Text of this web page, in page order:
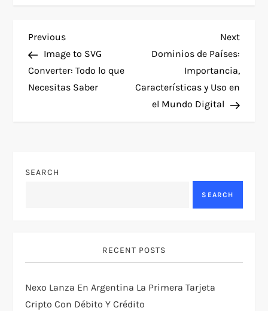
P
o
s
a
g
a
Previous
Post
Previous
Image to SVG
Converter: Todo lo que
Necesitas Saber
Next
Post
Next
Dominios de Países:
Importancia,
Características y Uso en
el Mundo Digital
SEARCH
SEARCH
RECENT POSTS
Nexo Lanza En Argentina La Primera Tarjeta
Cripto Con Débito Y Crédito